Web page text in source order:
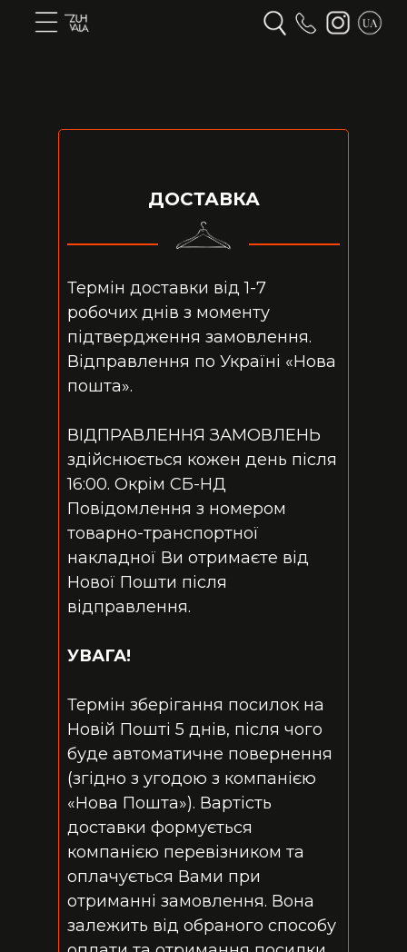
Термін доставки від 1-7
робочих днів з моменту
підтвердження замовлення.
Відправлення по Україні «Нова
пошта».
ВІДПРАВЛЕННЯ ЗАМОВЛЕНЬ
здійснюється кожен день після
16:00. Окрім СБ-НД
Повідомлення з номером
товарно-транспортної
накладної Ви отримаєте від
Нової Пошти після
відправлення.
УВАГА!
Термін зберігання посилок на
Новій Пошті 5 днів, після чого
буде автоматичне повернення
(згідно з угодою з компанією
«Нова Пошта»). Вартість
доставки формується
компанією перевізником та
оплачується Вами при
отриманні замовлення. Вона
залежить від обраного способу
ДОСТАВКА